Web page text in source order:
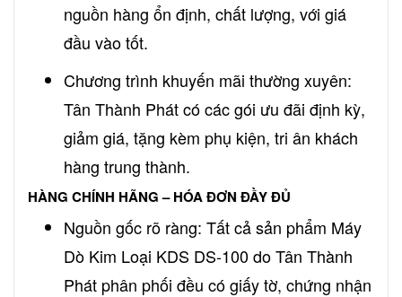
nguồn hàng ổn định, chất lượng, với giá
đầu vào tốt.
Chương trình khuyến mãi thường xuyên:
Tân Thành Phát có các gói ưu đãi định kỳ,
giảm giá, tặng kèm phụ kiện, tri ân khách
hàng trung thành.
HÀNG CHÍNH HÃNG – HÓA ĐƠN ĐẦY ĐỦ
Nguồn gốc rõ ràng: Tất cả sản phẩm Máy
Dò Kim Loại KDS DS-100 do Tân Thành
Phát phân phối đều có giấy tờ, chứng nhận